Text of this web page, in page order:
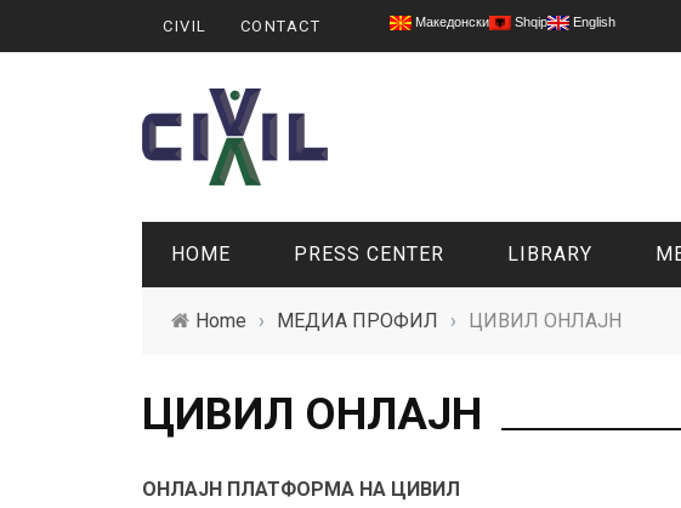
CIVIL CONTACT Македонски Shqip English
HOME PRESS CENTER LIBRARY
Home › МЕДИА ПРОФИЛ › ЦИВИЛ ОНЛАЈН
ЦИВИЛ ОНЛАЈН
ОНЛАЈН ПЛАТФОРМА НА ЦИВИЛ